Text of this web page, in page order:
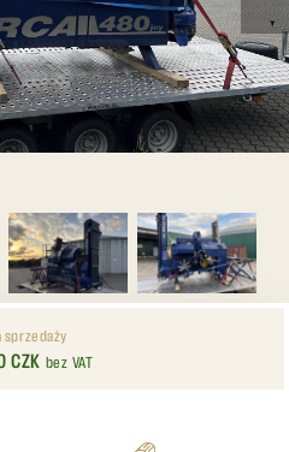
sprzedaży
CZK bez VAT